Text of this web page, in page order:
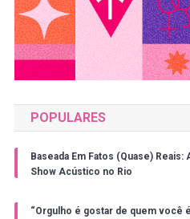
POPULARES
Baseada Em Fatos (Quase) Reais:
Show Acústico no Rio
“Orgulho é gostar de quem você